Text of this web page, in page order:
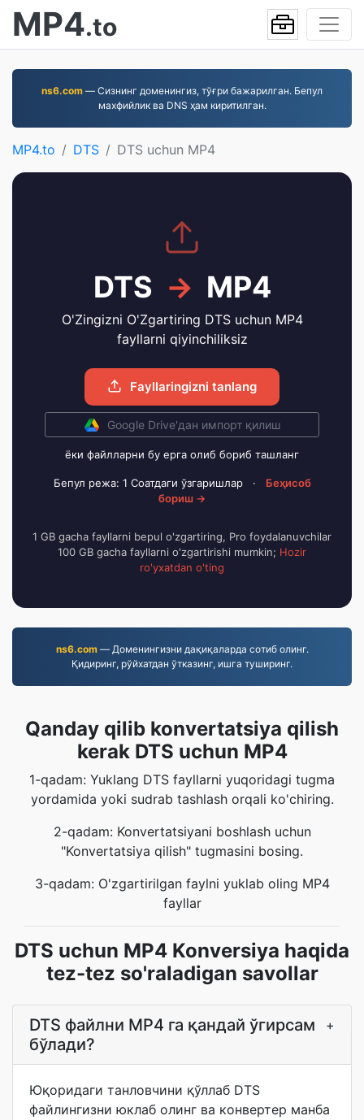
MP4.to
ns6.com — Сизнинг доменингиз, тўғри бажарилган. Бепул
махфийлик ва DNS ҳам киритилган.
MP4.to DTS DTS uchun MP4
DTS → MP4
O'Zingizni O'Zgartiring DTS uchun MP4
fayllarni qiyinchiliksiz
Fayllaringizni tanlang
Google Drive'дан импорт қилиш
ёки файлларни бу ерга олиб бориб ташланг
Бепул режа: 1 Соатдаги ўзгаришлар ·
Беҳисоб
бориш →
1 GB gacha fayllarni bepul o'zgartiring, Pro foydalanuvchilar
100 GB gacha fayllarni o'zgartirishi mumkin; Hozir
ro'yxatdan o'ting
ns6.com— Доменингизни дақиқаларда сотиб олинг.
Қидиринг, рўйхатдан ўтказинг, ишга туширинг.
Qanday qilib konvertatsiya qilish
kerak DTS uchun MP4
1-qadam: Yuklang DTS fayllarni yuqoridagi tugma
yordamida yoki sudrab tashlash orqali ko'chiring.
2-qadam: Konvertatsiyani boshlash uchun
"Konvertatsiya qilish" tugmasini bosing.
3-qadam: O'zgartirilgan faylni yuklab oling MP4
fayllar
DTS uchun MP4 Konversiya haqida
tez-tez so'raladigan savollar
DTS файлни MP4 га қандай ўгирсам
бўлади?
+
Юқоридаги танловчини қўллаб DTS
файлингизни юклаб олинг ва конвертер манба